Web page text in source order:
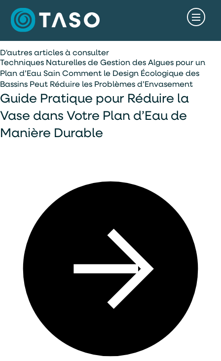
D'autres articles à consulter
Techniques Naturelles de Gestion des Algues pour un
Plan d’Eau SainComment le Design Écologique des
Bassins Peut Réduire les Problèmes d’Envasement
Guide Pratique pour Réduire la
Vase dans Votre Plan d’Eau de
Manière Durable